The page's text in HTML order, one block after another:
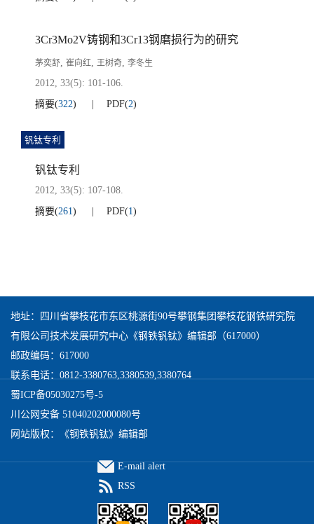
3Cr3Mo2V铸钢和3Cr13钢磨损行为的研究
茅奕舒, 崔向红, 王树奇, 李冬生
2012, 33(5): 101-106.
摘要(322) PDF(2)
钒钛专利
钒钛专利
2012, 33(5): 107-108.
摘要(261) PDF(1)
地址：四川省攀枝花市东区桃源街90号攀钢集团攀枝花钢铁研究院
有限公司技术发展研究中心《钢铁钒钛》编辑部（617000）
邮政编码：617000
联系电话：0812-3380763,3380539,3380764
蜀ICP备05030275号-5
川公网安备 51040202000080号
网站版权：《钢铁钒钛》编辑部
E-mail alert
RSS